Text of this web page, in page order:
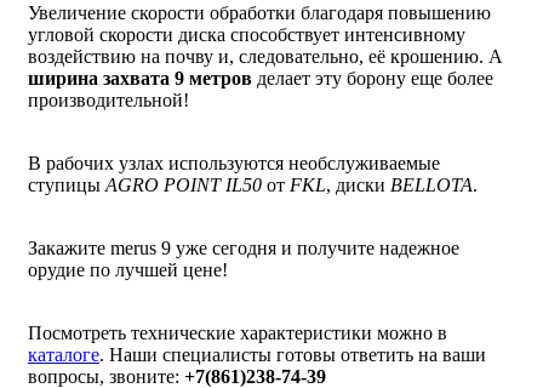
Увеличение скорости обработки благодаря повышению
угловой скорости диска способствует интенсивному
воздействию на почву и, следовательно, её крошению. А
ширина захвата 9 метров делает эту борону еще более
производительной!
В рабочих узлах используются необслуживаемые
ступицы AGRO POINT IL50 от FKL, диски BELLOTA.
Закажите merus 9 уже сегодня и получите надежное
орудие по лучшей цене!
Посмотреть технические характеристики можно в
каталоге. Наши специалисты готовы ответить на ваши
вопросы, звоните: +7(861)238-74-39